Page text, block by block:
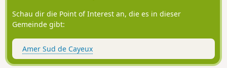
Schau dir die Point of Interest an, die es in dieser
Gemeinde gibt:
Amer Sud de Cayeux